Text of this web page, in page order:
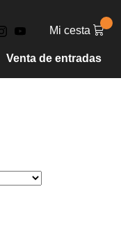
Mi cesta
Venta de entradas